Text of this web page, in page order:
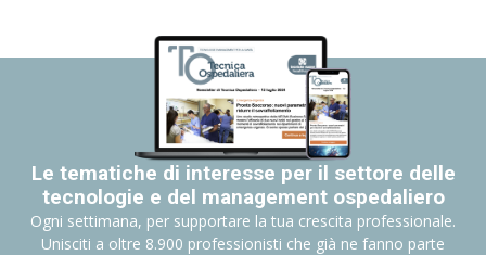
Le tematiche di interesse per il settore delle
tecnologie e del management ospedaliero
Ogni settimana, per supportare la tua crescita professionale.
Unisciti a oltre 8.900 professionisti che già ne fanno parte